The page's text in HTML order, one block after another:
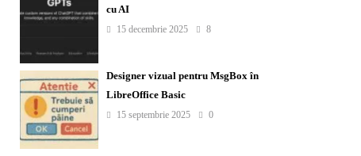
cu AI
15 decembrie 2025 8
Designer vizual pentru MsgBox în
LibreOffice Basic
15 septembrie 2025 0